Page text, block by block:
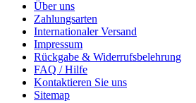
Über uns
Zahlungsarten
Internationaler Versand
Impressum
Rückgabe & Widerrufsbelehrung
FAQ / Hilfe
Kontaktieren Sie uns
Sitemap